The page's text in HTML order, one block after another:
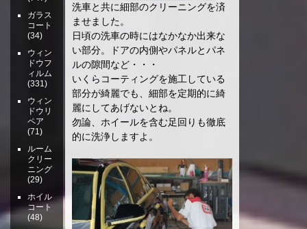
洗車と共に細部のクリーニングを済
ませました。
日頃の洗車の時にはなかなか出来な
い部分。ドアの内側やパネルとパネ
ルの隙間など・・・
いくらコーティングを施工している
部分が綺麗でも、細部を定期的に綺
麗にしてあげないとね。
勿論、ホイールを含む足回りも徹底
的に洗浄しますよ。
ガラス
コート
(34)
ウィン
ドウフ
ィルム
(331)
ウィン
ドウリ
ペア
(71)
ルーム
クリー
ニング
(29)
ホイル
コート
(48)